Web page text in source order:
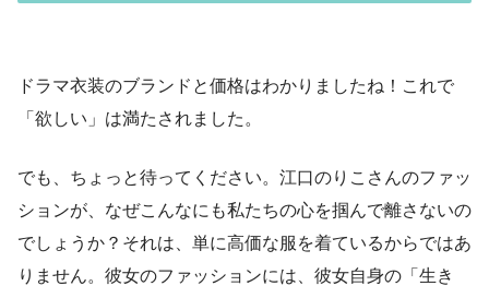
ドラマ衣装のブランドと価格はわかりましたね！これで
「欲しい」は満たされました。
でも、ちょっと待ってください。江口のりこさんのファッ
ションが、なぜこんなにも私たちの心を掴んで離さないの
でしょうか？それは、単に高価な服を着ているからではあ
りません。彼女のファッションには、彼女自身の「生き